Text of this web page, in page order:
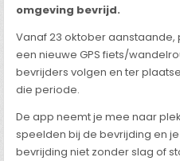
omgeving bevrijd.
Vanaf 23 oktober aanstaande,
een nieuwe GPS fiets/
bevrijders volgen en ter
die periode.
De app neemt je mee naar
speelden bij de bevrijding en
bevrijding niet zonder slag of